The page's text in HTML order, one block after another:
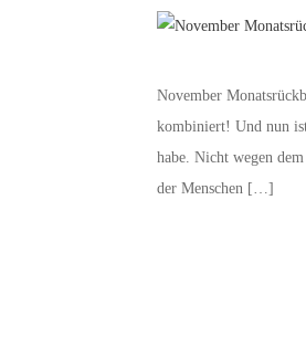
November
kombiniert! Und nun
habe. Nicht wegen
der Menschen […]